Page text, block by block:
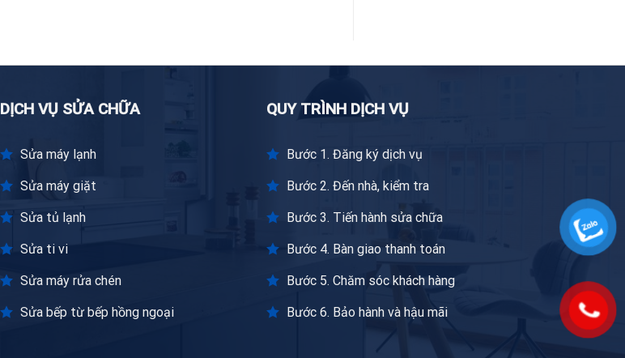
DỊCH VỤ SỬA CHỮA
Sửa máy lạnh
Sửa máy giặt
Sửa tủ lạnh
Sửa ti vi
Sửa máy rửa chén
Sửa bếp từ bếp hồng ngoại
QUY TRÌNH DỊCH VỤ
Bước 1. Đăng ký dịch vụ
Bước 2. Đến nhà, kiểm tra
Bước 3. Tiến hành sửa chữa
Bước 4. Bàn giao thanh toán
Bước 5. Chăm sóc khách hàng
Bước 6. Bảo hành và hậu mãi